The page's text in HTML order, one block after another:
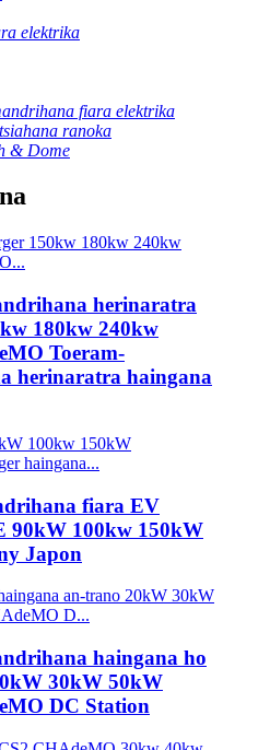
elektrika
fiara elektrika
ranoka
& Dome
herinaratra
180kw 240kw
Toeram-
herinaratra haingana
fiara EV
90kW 100kw 150kW
Japon
haingana ho
30kW 50kW
DC Station